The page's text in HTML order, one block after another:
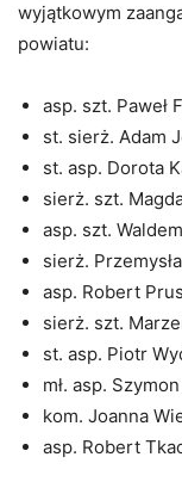
wyjątkowym
powiatu:
asp. szt. Paweł
st. sierż. Adam
st. asp. Dorota
sierż. szt.
asp. szt.
sierż.
asp. Robert
sierż. szt.
st. asp. Piotr
mł. asp.
kom. Joanna
asp. Robert